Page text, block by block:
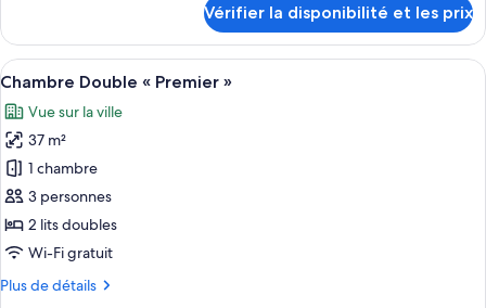
Balcony
le
type
de
Premier
King
with
Balcony
Vérifier la disponibilité et les prix
Afficher
toutes
les
photos
pour
ce
type
de
chambre :
Chambre
Une chambre d’hôtel avec deux lits,
4
Chambre Double « Premier »
Vue sur la ville
37 m²
1 chambre
3 personnes
2 lits doubles
Wi-Fi gratuit
Plus de détails
Plus